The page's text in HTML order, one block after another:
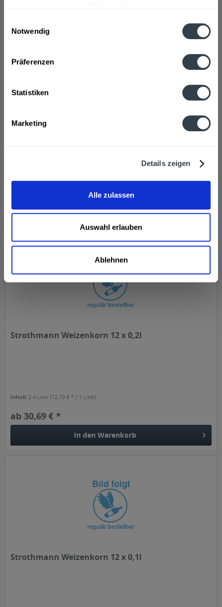
Notwendig
Präferenzen
Statistiken
Marketing
Details zeigen
Alle zulassen
Auswahl erlauben
Ablehnen
In den Warenkorb
Strothmann Weizenkorn 12 x 0,2l
Inhalt 2.4 Liter(12,79 € * / 1 Liter)
ab 30,69 € *
In den Warenkorb
Strothmann Weizenkorn 12 x 0,1l